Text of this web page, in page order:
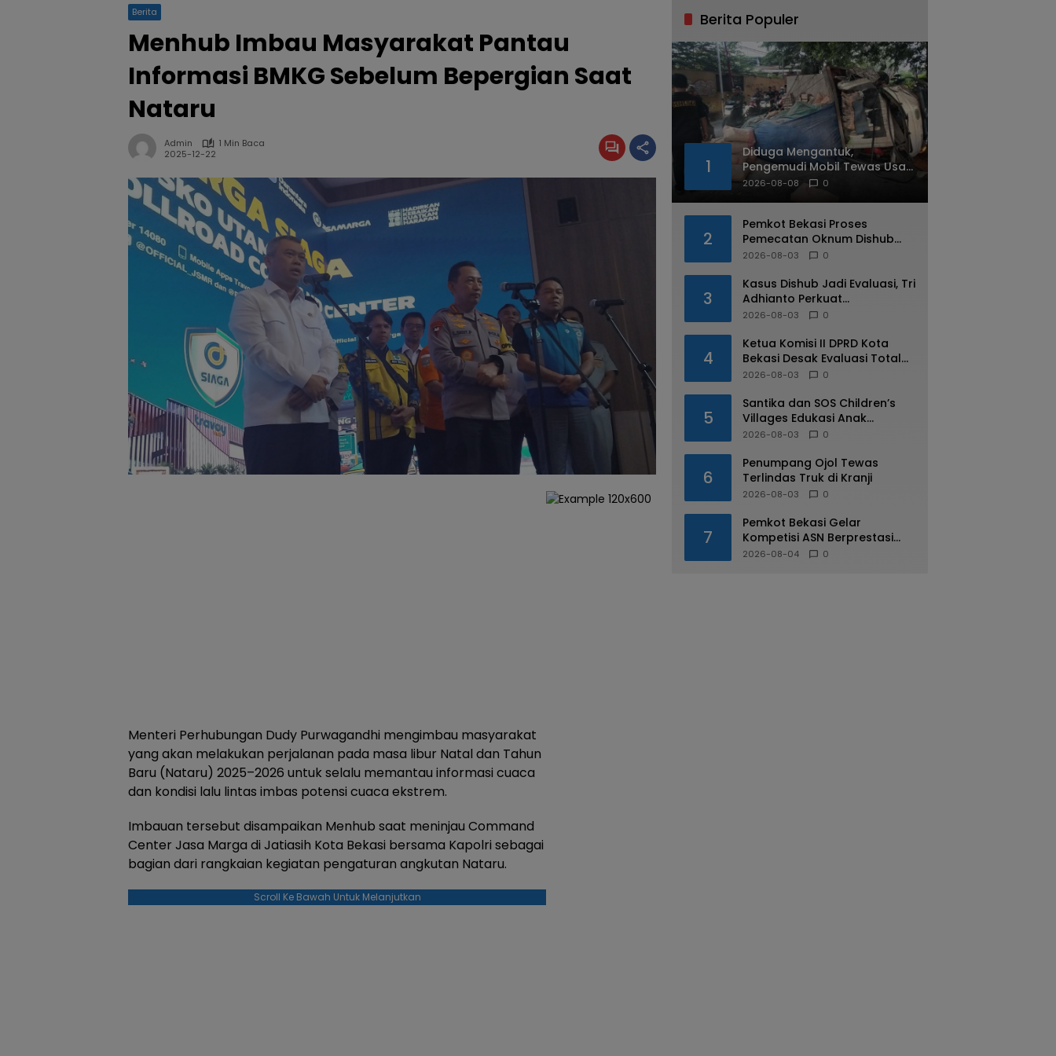
Berita
Menhub Imbau Masyarakat Pantau
Informasi BMKG Sebelum Bepergian Saat
Nataru
Admin
1 Min Baca
2025-12-22
Menteri Perhubungan Dudy Purwagandhi mengimbau masyarakat
yang akan melakukan perjalanan pada masa libur Natal dan Tahun
Baru (Nataru) 2025–2026 untuk selalu memantau informasi cuaca
dan kondisi lalu lintas imbas potensi cuaca ekstrem.
Imbauan tersebut disampaikan Menhub saat meninjau Command
Center Jasa Marga di Jatiasih Kota Bekasi bersama Kapolri sebagai
bagian dari rangkaian kegiatan pengaturan angkutan Nataru.
Scroll Ke Bawah Untuk Melanjutkan
Berita Populer
1
Diduga Mengantuk,
Pengemudi Mobil Tewas Usai
Tabrak Pohon di Jatiasih
2026-08-08 0
2
Pemkot Bekasi Proses
Pemecatan Oknum Dishub
Yang Diduga Lakukan Pungli
2026-08-03 0
3
Kasus Dishub Jadi Evaluasi, Tri
Adhianto Perkuat
Pengawasan Aparatur
2026-08-03 0
4
Ketua Komisi II DPRD Kota
Bekasi Desak Evaluasi Total
Usai Dugaan Pungli Oknum
2026-08-03 0
5
Santika dan SOS Children’s
Villages Edukasi Anak
Mengenal Industri Perhotelan
2026-08-03 0
6
Penumpang Ojol Tewas
Terlindas Truk di Kranji
2026-08-03 0
7
Pemkot Bekasi Gelar
Kompetisi ASN Berprestasi
pada HUT RI ke-81
2026-08-04 0